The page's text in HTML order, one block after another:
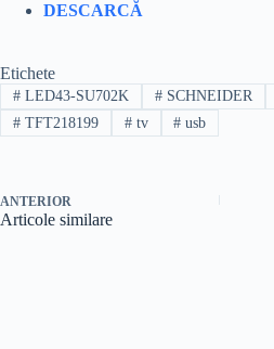
DESCARCĂ
Etichete
#LED43-SU702K #SCHNEIDER
#TFT218199 #tv # usb
ANTERIOR
Articole similare